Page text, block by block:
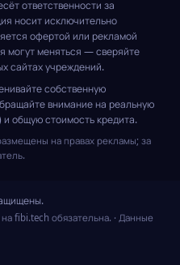
ответственности за
носит исключительно
офертой или рекламой
могут меняться — сверяйте
сайтах учреждений.
собственную
внимание на реальную
общую стоимость кредита.
на правах рекламы; за
fibi.tech обязательна. · Данные